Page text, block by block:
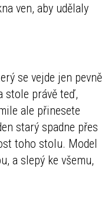
ven, aby udělaly
se vejde jen pevně
stole právě teď,
ale přinesete
starý spadne přes
toho stolu. Model
a slepý ke všemu,